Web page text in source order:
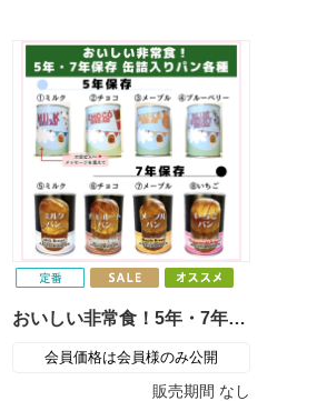
おいしい非常食！5年・7年保存 缶詰入りパン各種（青空製パン）
会員価格は会員様のみ公開
販売期間 なし